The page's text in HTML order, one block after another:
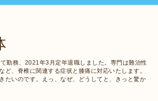
勤務、2021年3月定年退職しました。専門は難治性
、脊椎に関連する症状と膝痛に対応いたします。
たいのです。えっ、なぜ、どうしてと、きっと驚か